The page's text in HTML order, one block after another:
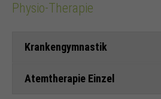
Physio-Therapie
Krankengymnastik
Atemtherapie Einzel